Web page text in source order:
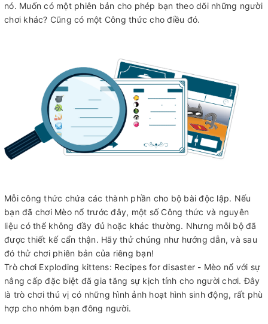
nó. Muốn có một phiên bản cho phép bạn theo dõi những người
chơi khác? Cũng có một Công thức cho điều đó.
Mỗi công thức chứa các thành phần cho bộ bài độc lập. Nếu
bạn đã chơi Mèo nổ trước đây, một số Công thức và nguyên
liệu có thể không đầy đủ hoặc khác thường. Nhưng mỗi bộ đã
được thiết kế cẩn thận. Hãy thử chúng như hướng dẫn, và sau
đó thử chơi phiên bản của riêng bạn!
Trò chơi Exploding kittens: Recipes for disaster - Mèo nổ với sự
nâng cấp đặc biệt đã gia tăng sự kịch tính cho người chơi. Đây
là trò chơi thú vị có những hình ảnh hoạt hình sinh động, rất phù
hợp cho nhóm bạn đông người.